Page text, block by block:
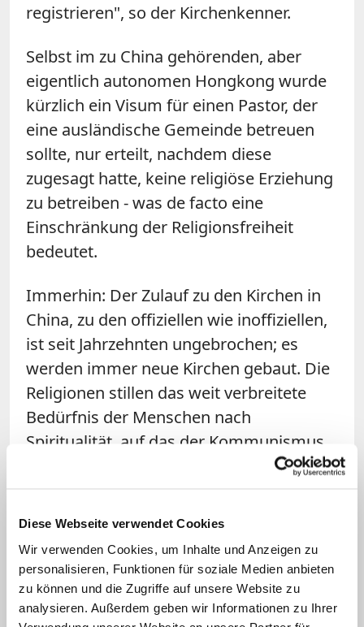
Diese Webseite verwendet Cookies
Wir verwenden Cookies, um Inhalte und Anzeigen zu
personalisieren, Funktionen für soziale Medien anbieten
zu können und die Zugriffe auf unsere Website zu
analysieren. Außerdem geben wir Informationen zu Ihrer
registrieren", so der Kirchenkenner.
Selbst im zu China gehörenden, aber
eigentlich autonomen Hongkong wurde
kürzlich ein Visum für einen Pastor, der
eine ausländische Gemeinde betreuen
sollte, nur erteilt, nachdem diese
zugesagt hatte, keine religiöse Erziehung
zu betreiben - was de facto eine
Einschränkung der Religionsfreiheit
bedeutet.
Immerhin: Der Zulauf zu den Kirchen in
China, zu den offiziellen wie inoffiziellen,
ist seit Jahrzehnten ungebrochen; es
werden immer neue Kirchen gebaut. Die
Religionen stillen das weit verbreitete
Bedürfnis der Menschen nach
Spiritualität, auf das der Kommunismus
keine Antwort hat. Das weiß auch die
eigentlich ein Interesse daran hat,
Linktipp: "Ein Abkommen zum jetzigen
Zeitpunkt wäre heikel"